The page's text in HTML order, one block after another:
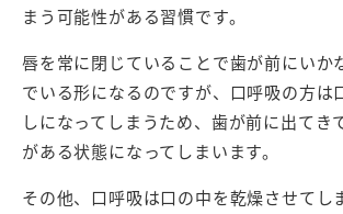
まう可能性がある習慣です。
唇を常に閉じていることで歯が前にいか
でいる形になるのですが、口呼吸の方は
しになってしまうため、歯が前に出てき
がある状態になってしまいます。
その他、口呼吸は口の中を乾燥させてし